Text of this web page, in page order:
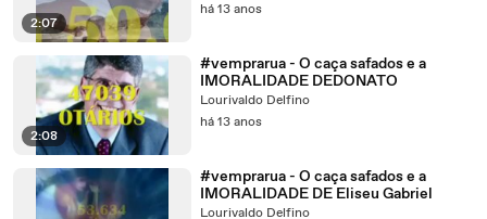
2:07
há 13 anos
2:08
#vemprarua - O caça safados e a
IMORALIDADE DEDONATO
Lourivaldo Delfino
há 13 anos
#vemprarua - O caça safados e a
IMORALIDADE DE Eliseu Gabriel
Lourivaldo Delfino